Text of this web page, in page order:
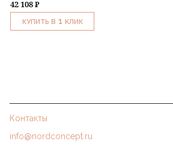
42 108 ₽
КУПИТЬ В 1 КЛИК
Контакты
info@nordconcept.ru